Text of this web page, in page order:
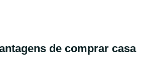
de comprar casa